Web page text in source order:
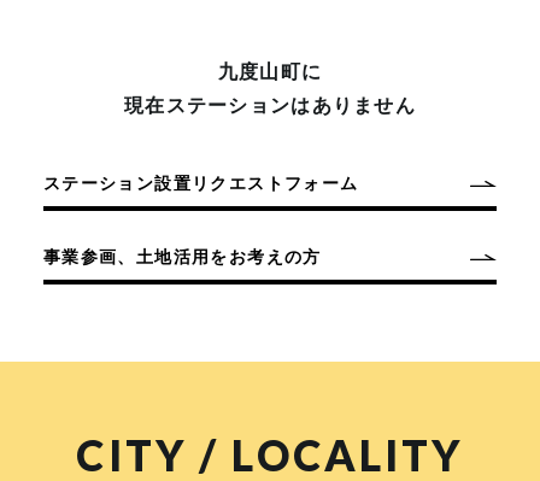
九度山町に
現在ステーションはありません
ステーション設置リクエストフォーム
事業参画、土地活用をお考えの方
CITY / LOCALITY